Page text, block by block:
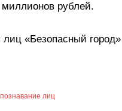
рублей.
«Безопасный
лиц